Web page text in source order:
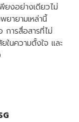
ยงอย่างเดียวไม่
ายามเหล่านี้
การสื่อสารที่ไม่
ในความตั้งใจ และ